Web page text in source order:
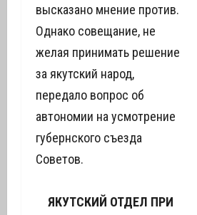
высказано мнение против.
Однако совещание, не
желая принимать решение
за якутский народ,
передало вопрос об
автономии на усмотрение
губернского съезда
Советов.
ЯКУТСКИЙ ОТДЕЛ ПРИ